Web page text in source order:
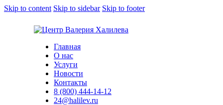
Skip to content Skip to sidebar Skip to footer
Главная
О нас
Услуги
Новости
Контакты
8 (800) 444-14-12
24@halilev.ru